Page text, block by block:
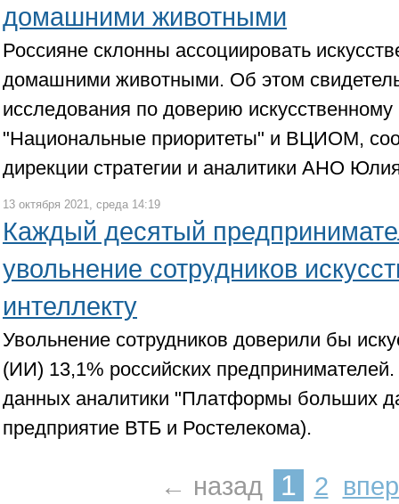
домашними животными
Россияне склонны ассоциировать
домашними животными. Об этом
исследования по доверию
"Национальные приоритеты" и ВЦИОМ,
дирекции стратегии и аналитики АНО
13 октября 2021, среда 14:19
Каждый десятый
увольнение сотрудников
интеллекту
Увольнение сотрудников доверили бы
(ИИ) 13,1% российских
данных аналитики "Платформы больших
предприятие ВТБ и Ростелекома).
← назад 1 2